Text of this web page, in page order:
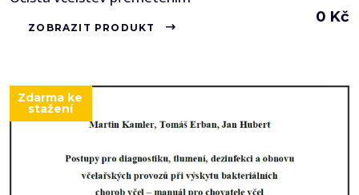
0 Kč
ZOBRAZIT PRODUKT
Zdarma ke
stažení